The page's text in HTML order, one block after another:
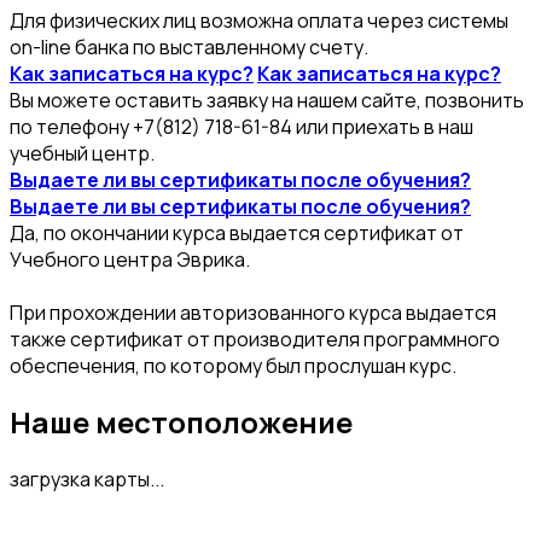
Для физических лиц возможна оплата через системы
on-line банка по выставленному счету.
Как записаться на курс? Как записаться на курс?
Вы можете оставить заявку на нашем сайте, позвонить
по телефону +7(812) 718-61-84 или приехать в наш
учебный центр.
Выдаете ли вы сертификаты после обучения?
Выдаете ли вы сертификаты после обучения?
Да, по окончании курса выдается сертификат от
Учебного центра Эврика.
При прохождении авторизованного курса выдается
также сертификат от производителя программного
обеспечения, по которому был прослушан курс.
Наше местоположение
загрузка карты...